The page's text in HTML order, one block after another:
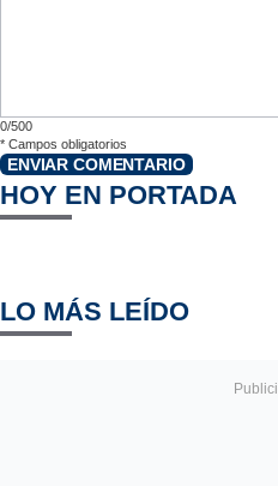
0/500
* Campos obligatorios
ENVIAR COMENTARIO
HOY EN PORTADA
LO MÁS LEÍDO